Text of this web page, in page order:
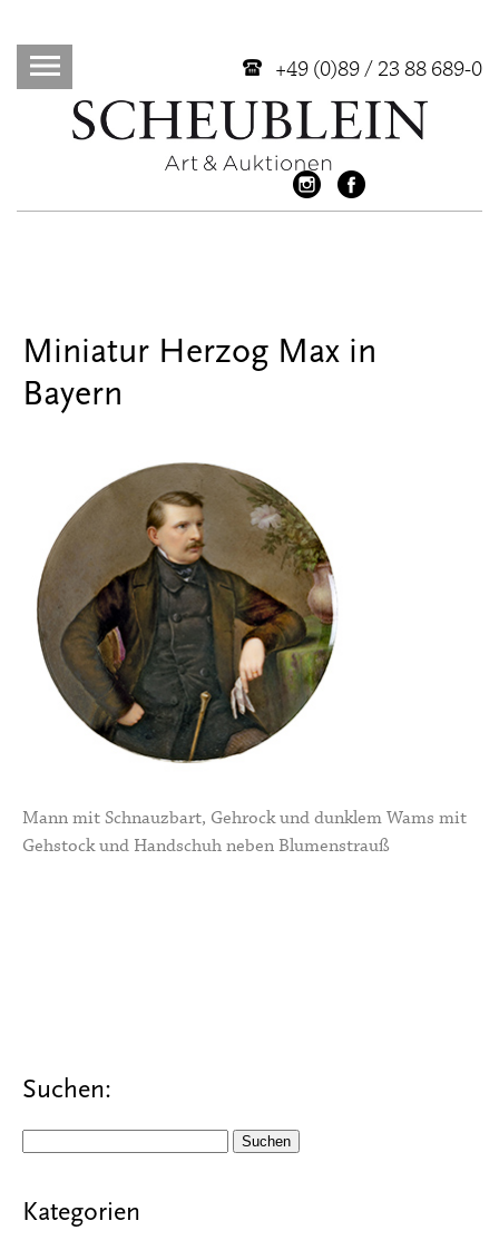
+49 (0)89 / 23 88 689-0
Miniatur Herzog Max in
Bayern
Mann mit Schnauzbart, Gehrock und dunklem Wams mit
Gehstock und Handschuh neben Blumenstrauß
Suchen:
Kategorien